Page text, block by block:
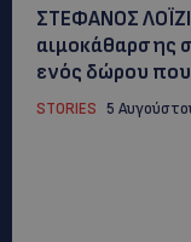
ΣΤΕΦΑΝΟΣ
αιμοκάθαρσης
ενός δώρου που
STORIES 5